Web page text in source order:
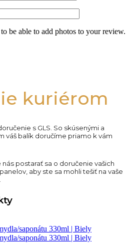
be able to add photos to your review.
kuriérom
s GLS. So skúsenými a
váš balík doručíme priamo k vám
postarať sa o doručenie vašich
aby ste sa mohli tešiť na vaše